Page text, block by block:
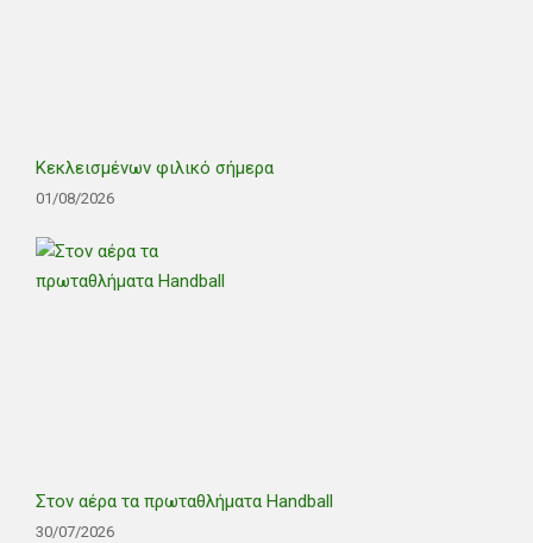
Κεκλεισμένων φιλικό σήμερα
01/08/2026
Στον αέρα τα πρωταθλήματα Handball
30/07/2026